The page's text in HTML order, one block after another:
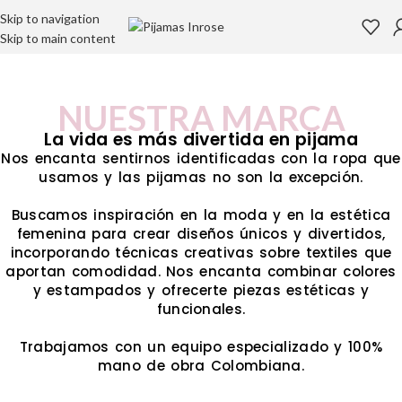
Skip to navigation
Skip to main content
NUESTRA MARCA
La vida es más divertida en pijama
Nos encanta sentirnos identificadas con la ropa que
usamos y las pijamas no son la excepción.
Buscamos inspiración en la moda y en la estética
femenina para crear diseños únicos y divertidos,
incorporando técnicas creativas sobre textiles que
aportan comodidad. Nos encanta combinar colores
y estampados y ofrecerte piezas estéticas y
funcionales.
Trabajamos con un equipo especializado y 100%
mano de obra Colombiana.